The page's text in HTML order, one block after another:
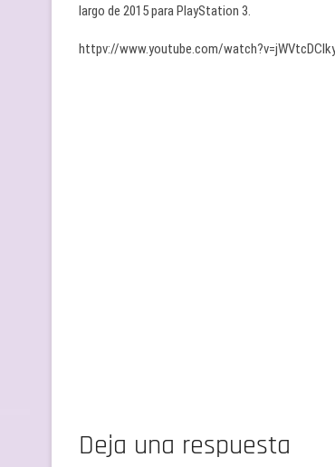
largo de 2015 para PlayStation 3.
httpv://www.youtube.com/
Deja una respuesta